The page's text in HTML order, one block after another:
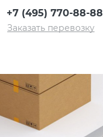
+7 (495) 770-88-88
Заказать перевозку